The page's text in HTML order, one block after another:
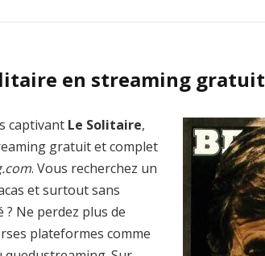
en streaming gratuit
captivant Le Solitaire,
gratuit et complet
. Vous recherchez un
et surtout sans
Ne perdez plus de
plateformes comme